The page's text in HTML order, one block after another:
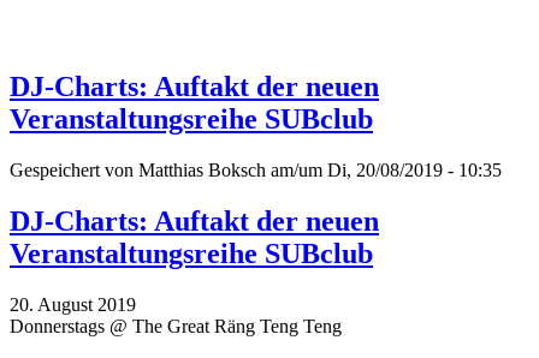
DJ-Charts: Auftakt der neuen
Veranstaltungsreihe SUBclub
Gespeichert von Matthias Boksch am/um Di, 20/08/2019 - 10:35
DJ-Charts: Auftakt der neuen
Veranstaltungsreihe SUBclub
20. August 2019
Donnerstags @ The Great Räng Teng Teng